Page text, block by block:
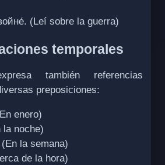
(Leí sobre la guerra)
temporales
también referencias
preposiciones:
enero)
la noche)
(En la semana)
de la hora)